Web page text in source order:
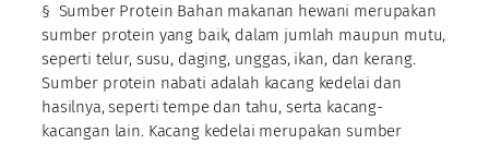
§ Sumber Protein Bahan makanan hewani merupakan
sumber protein yang baik, dalam jumlah maupun mutu,
seperti telur, susu, daging, unggas, ikan, dan kerang.
Sumber protein nabati adalah kacang kedelai dan
hasilnya, seperti tempe dan tahu, serta kacang-
kacangan lain. Kacang kedelai merupakan sumber